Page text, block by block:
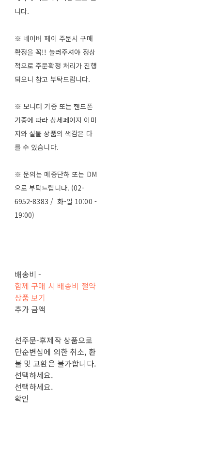
니다.
※ 네이버 페이 주문시 구매
확정을 꼭!! 눌러주셔야 정상
적으로 주문확정 처리가 진행
되오니 참고 부탁드립니다.
※ 모니터 기종 또는 핸드폰
기종에 따라 상세페이지 이미
지와 실물 상품의 색감은 다
를 수 있습니다.
※ 문의는 메종단하 또는 DM
으로 부탁드립니다. (02-
6952-8383 / 화-일 10:00 -
19:00)
배송비-
함께 구매 시 배송비 절약
상품 보기
추가 금액
선주문-후제작 상품으로
단순변심에 의한 취소, 환
불 및 교환은 불가합니다.
선택하세요.
선택하세요.
확인